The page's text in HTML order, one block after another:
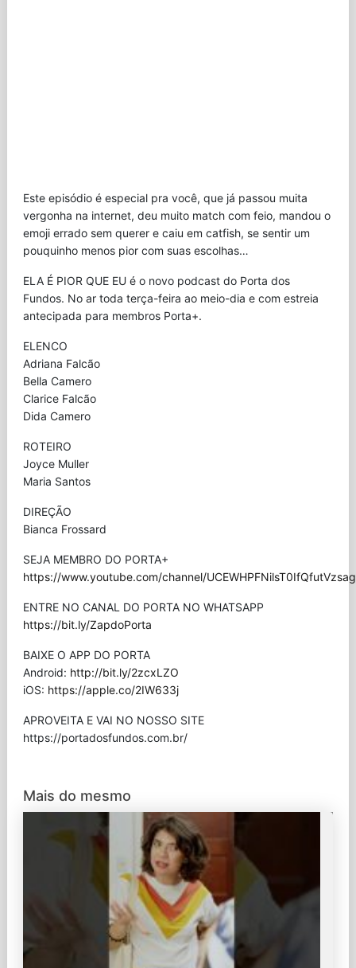
Este episódio é especial pra você, que já passou muita
vergonha na internet, deu muito match com feio, mandou o
emoji errado sem querer e caiu em catfish, se sentir um
pouquinho menos pior com suas escolhas…
ELA É PIOR QUE EU é o novo podcast do Porta dos
Fundos. No ar toda terça-feira ao meio-dia e com estreia
antecipada para membros Porta+.
ELENCO
Adriana Falcão
Bella Camero
Clarice Falcão
Dida Camero
ROTEIRO
Joyce Muller
Maria Santos
DIREÇÃO
Bianca Frossard
SEJA MEMBRO DO PORTA+
https://www.youtube.com/channel/
ENTRE NO CANAL DO PORTA NO WHATSAPP
https://bit.ly/ZapdoPorta
BAIXE O APP DO PORTA
Android: http://bit.ly/2zcxLZO
iOS: https://apple.co/2IW633j
APROVEITA E VAI NO NOSSO SITE
⁠https://portadosfundos.com.br/
Mais do mesmo